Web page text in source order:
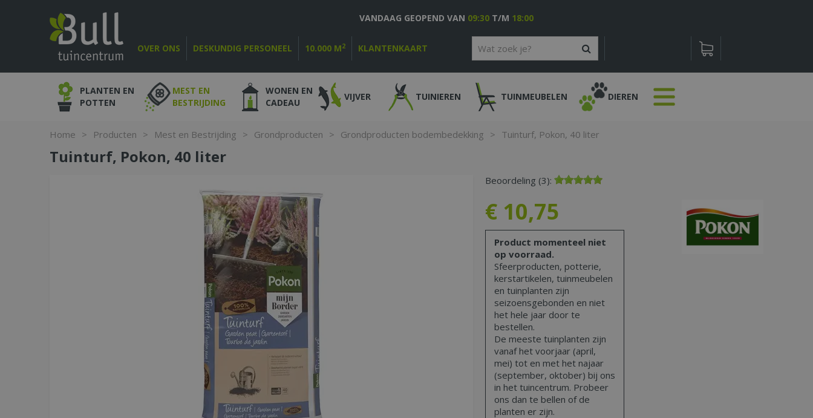
Home > Producten > Mest en Bestrijding > Grondproducten > Grondproducten bodembedekking > Tuinturf, Pokon, 40 liter
OVER ONS DESKUNDIG PERSONEEL 10.000 M2 KLANTENKAART
VANDAAG GEOPEND VAN 09:30 T/M 18:00
PLANTEN EN
POTTEN
MEST EN
BESTRIJDING
WONEN EN
CADEAU
VIJVER TUINIEREN TUINMEUBELEN DIEREN
Tuinturf, Pokon, 40 liter
Beoordeling (3):
€ 10,75
Product momenteel niet
op voorraad.
Sfeerproducten, potterie,
kerstartikelen, tuinmeubelen
en tuinplanten zijn
seizoensgebonden en niet
het hele jaar door te
bestellen.
De meeste tuinplanten zijn
vanaf het voorjaar (april,
mei) tot en met het najaar
(september, oktober) bij ons
in het tuincentrum. Probeer
ons dan te bellen of de
planten er zijn.